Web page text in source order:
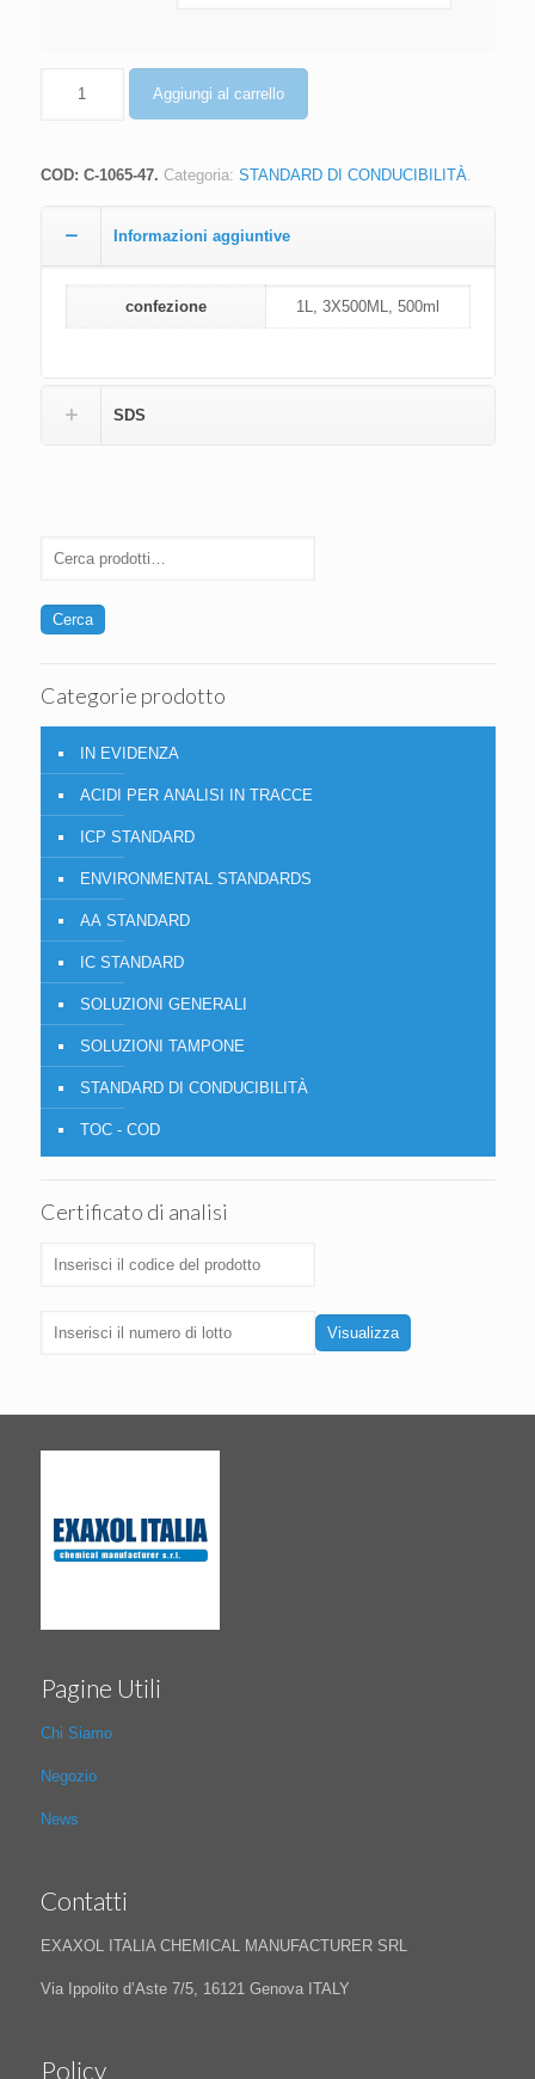
Aggiungi al carrello
COD: C-1065-47. Categoria: STANDARD DI CONDUCIBILITÀ.
Informazioni aggiuntive
confezione 1L, 3X500ML, 500ml
SDS
Cerca
Categorie prodotto
IN EVIDENZA
ACIDI PER ANALISI IN TRACCE
ICP STANDARD
ENVIRONMENTAL STANDARDS
AA STANDARD
IC STANDARD
SOLUZIONI GENERALI
SOLUZIONI TAMPONE
STANDARD DI CONDUCIBILITÀ
TOC - COD
Certificato di analisi
Visualizza
Pagine Utili
Chi Siamo
Negozio
News
Contatti
EXAXOL ITALIA CHEMICAL MANUFACTURER SRL
Via Ippolito d’Aste 7/5, 16121 Genova ITALY
Policy